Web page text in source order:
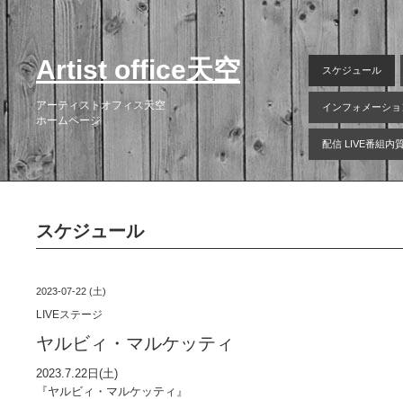
Artist office天空
アーティストオフィス天空
ホームページ
スケジュール
インフォメーショ
配信 LIVE番組内
スケジュール
2023-07-22 (土)
LIVEステージ
ヤルビィ・マルケッティ
2023.7.22日(土)
『ヤルビィ・マルケッティ』